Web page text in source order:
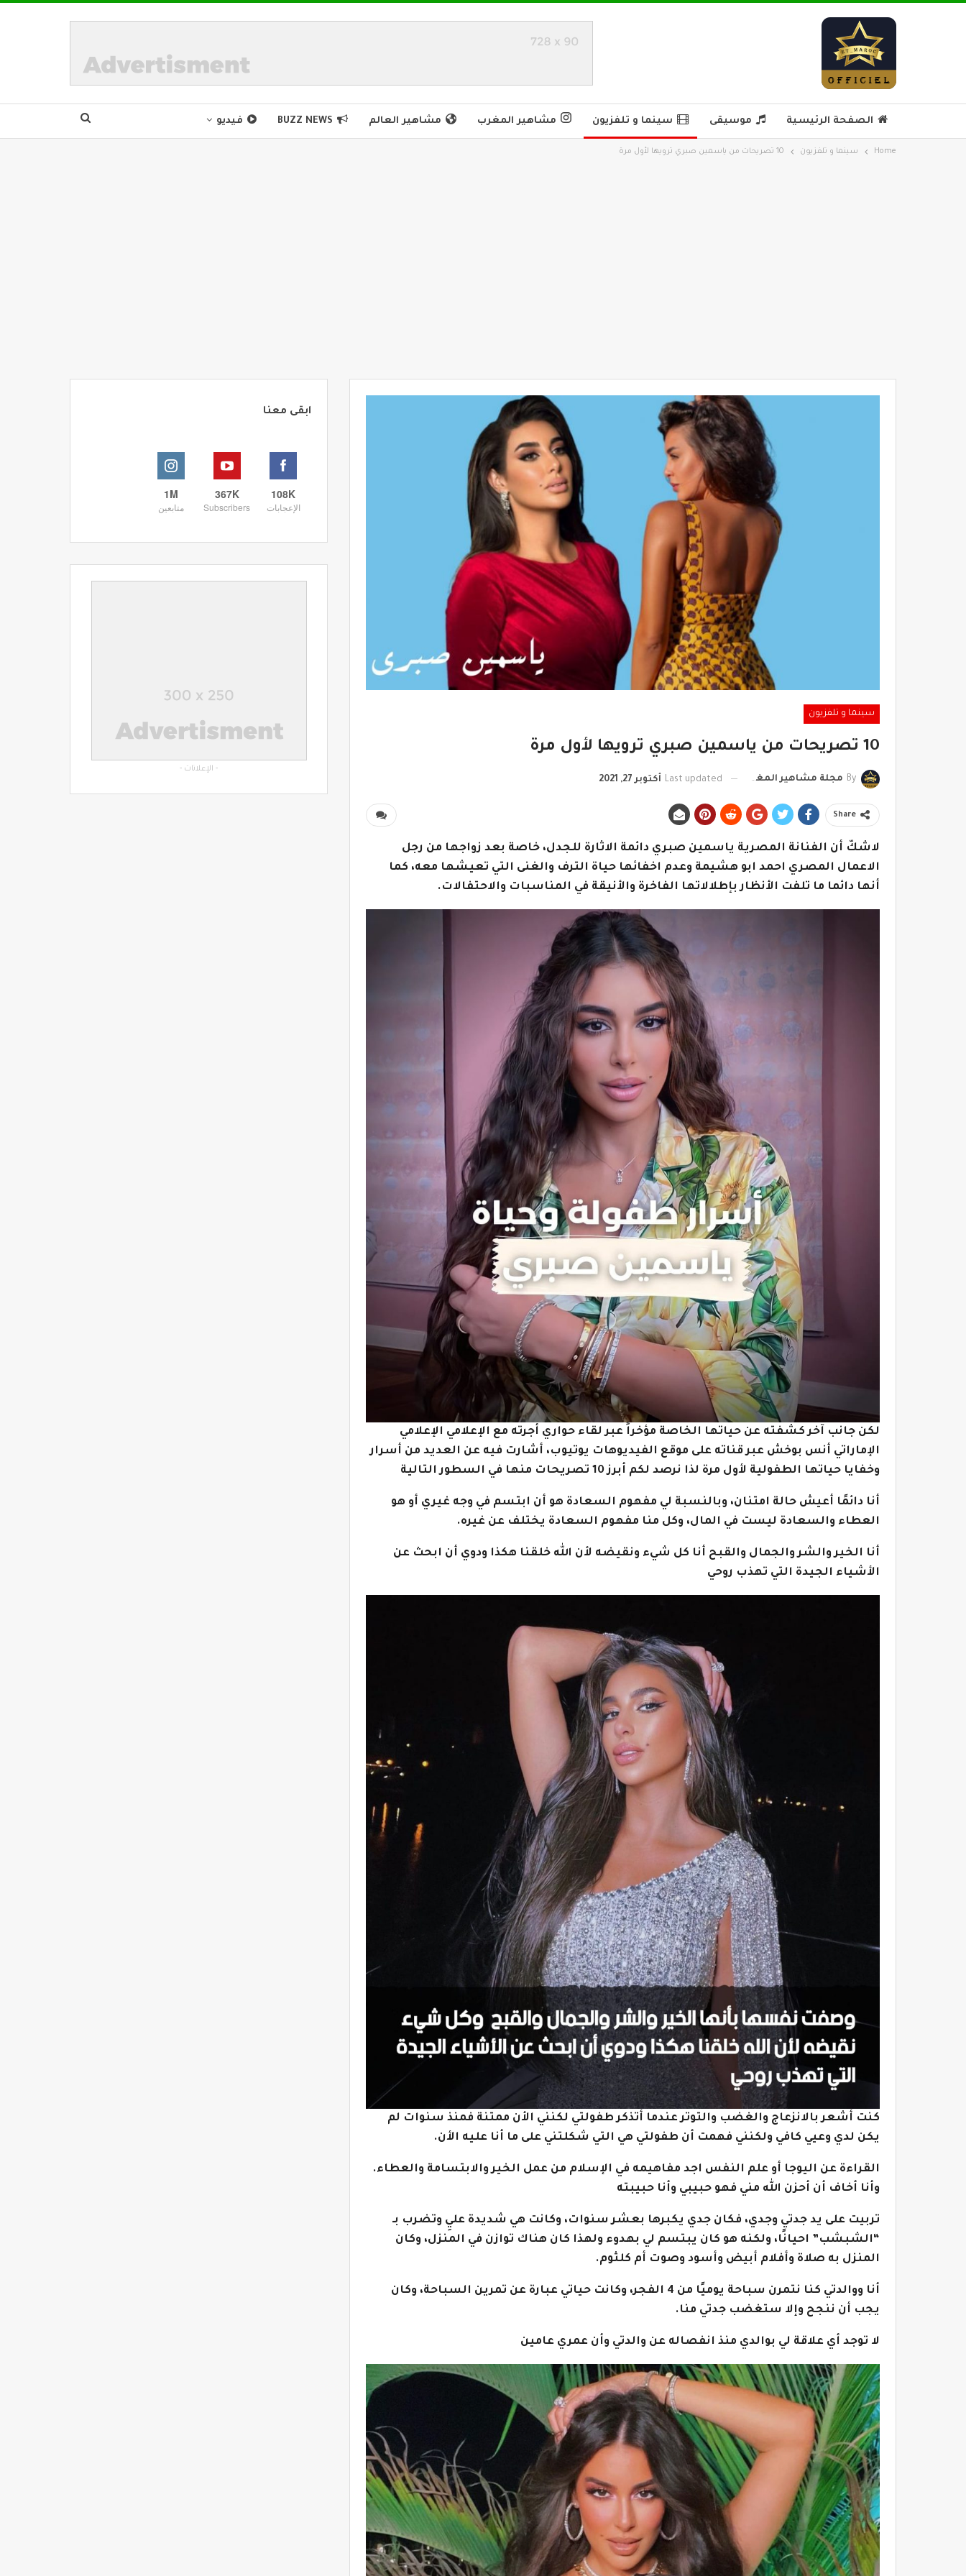
الصفحة الرئيسية موسيقى سينما و تلفزيون مشاهير المغرب مشاهير العالم BUZZ NEWS فيديو
Home سينما و تلفزيون 10 تصريحات من ياسمين صبري ترويها لأول مرة
سينما و تلفزيون
10 تصريحات من ياسمين صبري ترويها لأول مرة
By مجلة مشاهير المغرب Last updated أكتوبر 27, 2021
Share
لاشكّ أن الفنانة المصرية ياسمين صبري دائمة الاثارة للجدل، خاصة بعد زواجها من رجل
الاعمال المصري احمد ابو هشيمة وعدم اخفائها حياة الترف والغنى التي تعيشها معه، كما
أنها دائما ما تلفت الأنظار بإطلالاتها الفاخرة والأنيقة في المناسبات والاحتفالات.
لكن جانب آخر كشفته عن حياتها الخاصة مؤخراً عبر لقاء حواري أجرته مع الإعلامي الإعلامي
الإماراتي أنس بوخش عبر قناته على موقع الفيديوهات يوتيوب، أشارت فيه عن العديد من أسرار
وخفايا حياتها الطفولية لأول مرة لذا نرصد لكم أبرز 10 تصريحات منها في السطور التالية
أنا دائمًا أعيش حالة امتنان، وبالنسبة لي مفهوم السعادة هو أن ابتسم في وجه غيري أو هو
العطاء والسعادة ليست في المال، وكل منا مفهوم السعادة يختلف عن غيره.
أنا الخير والشر والجمال والقبح أنا كل شيء ونقيضه لأن الله خلقنا هكذا ودوي أن ابحث عن
الأشياء الجيدة التي تهذب روحي
كنت أشعر بالانزعاج والغضب والتوتر عندما أتذكر طفولتي لكنني الأن ممتنة فمنذ سنوات لم
يكن لدي وعيي كافي ولكنني فهمت أن طفولتي هي التي شكلتني على ما أنا عليه الأن.
القراءة عن اليوجا أو علم النفس اجد مفاهيمه في الإسلام من عمل الخير والابتسامة والعطاء.
وأنا أخاف أن أحزن الله مني فهو حبيبي وأنا حبيبته
تربيت على يد جدتي وجدي، فكان جدي يكبرها بعشر سنوات، وكانت هي شديدة عليِ وتضرب بـ
“الشبشب” احيانًا، ولكنه هو كان يبتسم لي بهدوء ولهذا كان هناك توازن في المنزل، وكان
المنزل به صلاة وأفلام أبيض وأسود وصوت أم كلثوم.
أنا ووالدتي كنا نتمرن سباحة يوميًا من 4 الفجر، وكانت حياتي عبارة عن تمرين السباحة، وكان
يجب أن ننجح وإلا ستغضب جدتي منا.
لا توجد أي علاقة لي بوالدي منذ انفصاله عن والدتي وأن عمري عامين
ابقى معنا
108K
الإعجابات
367K
Subscribers
1M
متابعين
- الإعلانات -